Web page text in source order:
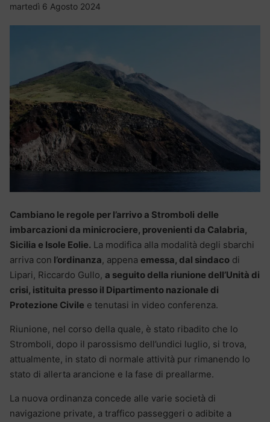
martedì 6 Agosto 2024
Cambiano le regole per l’arrivo a Stromboli delle
imbarcazioni da minicrociere, provenienti da Calabria,
Sicilia e Isole Eolie. La modifica alla modalità degli sbarchi
arriva con l’ordinanza, appena emessa, dal sindaco di
Lipari, Riccardo Gullo, a seguito della riunione dell’Unità di
crisi, istituita presso il Dipartimento nazionale di
Protezione Civile e tenutasi in video conferenza.
Riunione, nel corso della quale, è stato ribadito che lo
Stromboli, dopo il parossismo dell’undici luglio, si trova,
attualmente, in stato di normale attività pur rimanendo lo
stato di allerta arancione e la fase di preallarme.
La nuova ordinanza concede alle varie società di
navigazione private, a traffico passeggeri o adibite a